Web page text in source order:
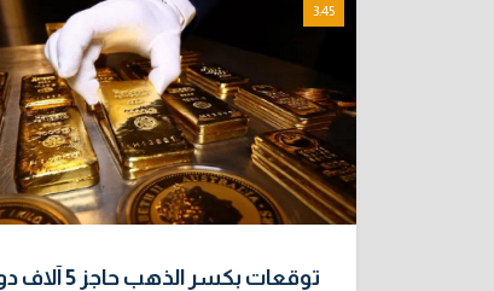
3:45
توقعات بكسر الذهب حاجز 5